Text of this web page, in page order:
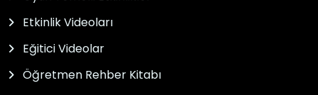
Etkinlik Videoları
Eğitici Videolar
Öğretmen Rehber Kitabı